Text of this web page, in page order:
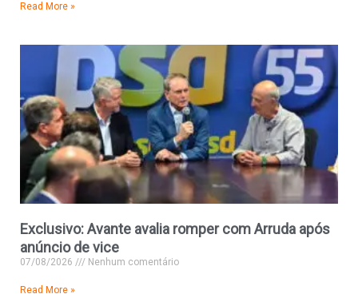
Read More »
Exclusivo: Avante avalia romper com Arruda após
anúncio de vice
07/08/2026 Nenhum comentário
Read More »